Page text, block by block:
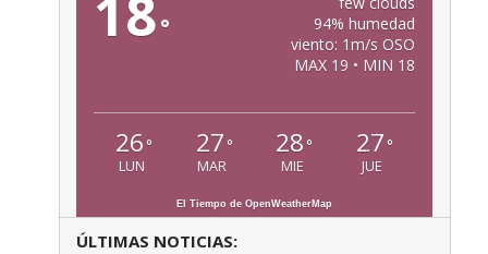
18°
94% humedad
viento: 1m/s OSO
MAX 19 • MIN 18
26 °
LUN
27 °
MAR
28 °
MIE
27 °
JUE
El Tiempo de OpenWeatherMap
ÚLTIMAS NOTICIAS: